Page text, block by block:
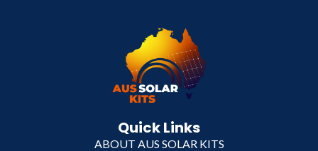
Quick Links
ABOUT AUS SOLAR KITS